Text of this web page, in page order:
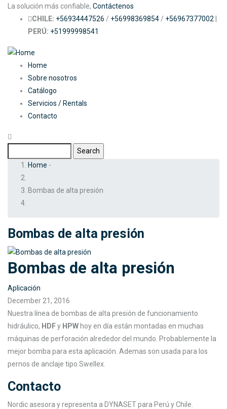
SkipLa solución más confiable, Contáctenos
CHILE: +56934447526 / +56998369854 / +56967377002
PERÚ: +51999998541
Main
navigation
Home
Sobre nosotros
Catálogo
Servicios / Rentals
Contacto
Breadcrumb
Home -
Bombas de alta presión
Bombas de alta presión
Bombas de alta presión
Aplicación
December 21, 2016
Nuestra línea de bombas de alta presión de funcionamiento
hidráulico, HDFy HPWhoy en día están montadas en muchas
máquinas de perforación alrededor del mundo. Probablemente la
mejor bomba para esta aplicación. Ademas son usada para los
pernos de anclaje tipo Swellex.
Contacto
Nordic asesora y representa a DYNASET para Perú y Chile.